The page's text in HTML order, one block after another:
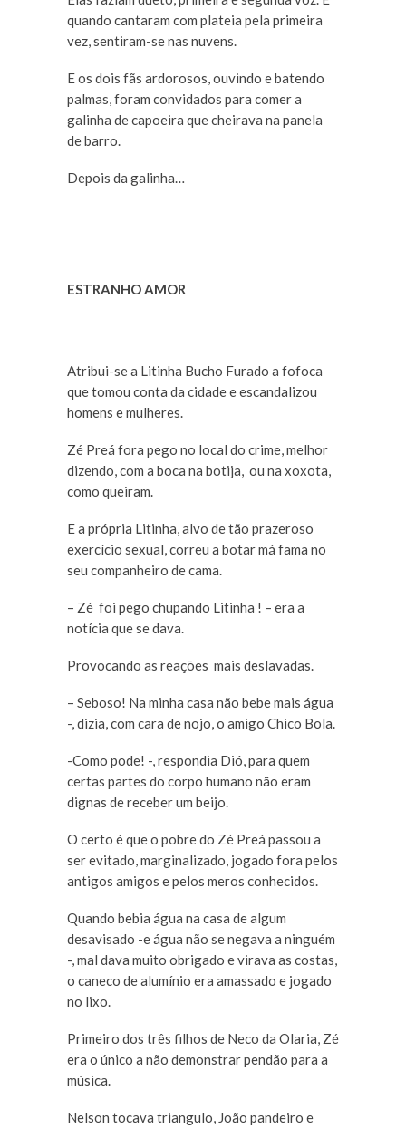
quando cantaram com plateia pela primeira
vez, sentiram-se nas nuvens.
E os dois fãs ardorosos, ouvindo e batendo
palmas, foram convidados para comer a
galinha de capoeira que cheirava na panela
de barro.
Depois da galinha…
ESTRANHO AMOR
Atribui-se a Litinha Bucho Furado a fofoca
que tomou conta da cidade e escandalizou
homens e mulheres.
Zé Preá fora pego no local do crime, melhor
dizendo, com a boca na botija, ou na xoxota,
como queiram.
E a própria Litinha, alvo de tão prazeroso
exercício sexual, correu a botar má fama no
seu companheiro de cama.
– Zé foi pego chupando Litinha ! – era a
notícia que se dava.
Provocando as reações mais deslavadas.
– Seboso! Na minha casa não bebe mais água
-, dizia, com cara de nojo, o amigo Chico Bola.
-Como pode! -, respondia Dió, para quem
certas partes do corpo humano não eram
dignas de receber um beijo.
O certo é que o pobre do Zé Preá passou a
ser evitado, marginalizado, jogado fora pelos
antigos amigos e pelos meros conhecidos.
Quando bebia água na casa de algum
desavisado -e água não se negava a ninguém
-, mal dava muito obrigado e virava as costas,
o caneco de alumínio era amassado e jogado
no lixo.
Primeiro dos três filhos de Neco da Olaria, Zé
era o único a não demonstrar pendão para a
música.
Nelson tocava triangulo, João pandeiro e